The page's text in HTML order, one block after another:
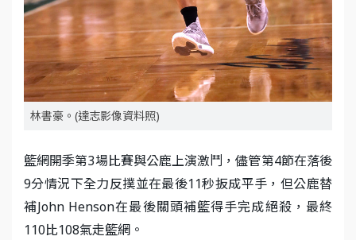
林書豪。(達志影像資料照)
籃網開季第3場比賽與公鹿上演激鬥，儘管第4節在落後
9分情況下全力反撲並在最後11秒扳成平手，但公鹿替
補John Henson在最後關頭補籃得手完成絕殺，最終
110比108氣走籃網。